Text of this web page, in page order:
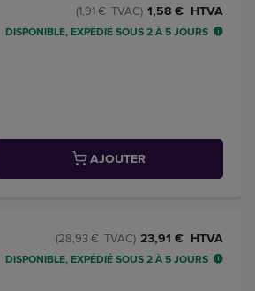
1,58 € HTVA
(1,91 € TVAC)
DISPONIBLE, EXPÉDIÉ SOUS 2 À 5 JOURS
AJOUTER
23,91 € HTVA
(28,93 € TVAC)
DISPONIBLE, EXPÉDIÉ SOUS 2 À 5 JOURS